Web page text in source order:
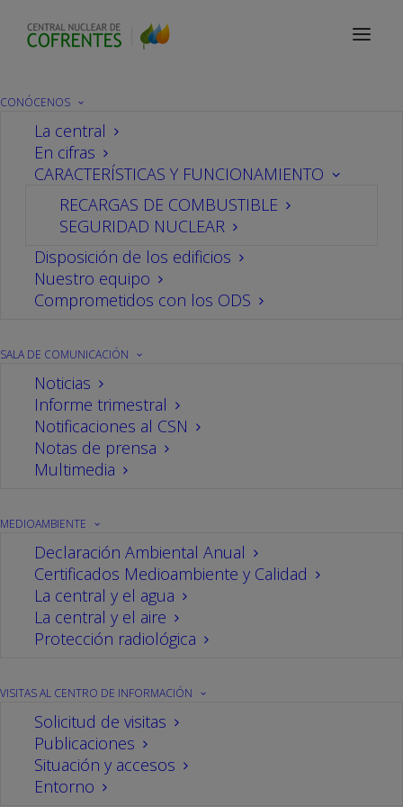
CONÓCENOS
La central
En cifras
CARACTERÍSTICAS Y FUNCIONAMIENTO
RECARGAS DE COMBUSTIBLE
SEGURIDAD NUCLEAR
Disposición de los edificios
Nuestro equipo
Comprometidos con los ODS
SALA DE COMUNICACIÓN
Noticias
Informe trimestral
Notificaciones al CSN
Notas de prensa
Multimedia
MEDIOAMBIENTE
Declaración Ambiental Anual
Certificados Medioambiente y Calidad
La central y el agua
La central y el aire
Protección radiológica
VISITAS AL CENTRO DE INFORMACIÓN
Solicitud de visitas
Publicaciones
Situación y accesos
Entorno
Sala de comunicación
El Consejo de Seguridad
Nuclear presenta los
resultados del Sistema
Integrado de Supervisión
de Centrales en
Cofrentes
30/03/2023
El director de proyecto del Consejo de Seguridad
Nuclear para la central nuclear de Cofrentes,
Diego Encinas, presentó recientemente los
resultados obtenidos por el organismo regulador